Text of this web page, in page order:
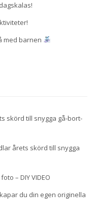
med barnen
skörd till snygga gå-bort-
årets skörd till snygga
– DIY VIDEO
du din egen originella